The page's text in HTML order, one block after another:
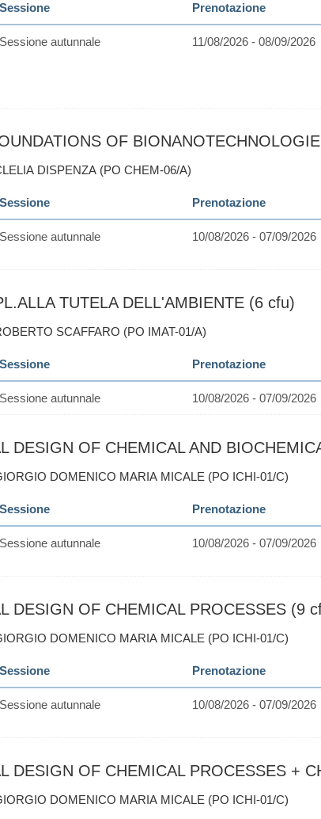
Sessione Prenotazione
Sessione autunnale 11/08/2026 - 08/09/2026
OF
DISPENZA (PO CHEM-06/A)
Sessione Prenotazione
Sessione autunnale 10/08/2026 - 07/09/2026
TUTELA DELL'AMBIENTE (6 cfu)
SCAFFARO (PO IMAT-01/A)
Sessione Prenotazione
Sessione autunnale 10/08/2026 - 07/09/2026
DESIGN OF CHEMICAL AND
DOMENICO MARIA MICALE (PO ICHI-01/C)
Sessione Prenotazione
Sessione autunnale 10/08/2026 - 07/09/2026
DESIGN OF CHEMICAL PROCESSES (9
DOMENICO MARIA MICALE (PO ICHI-01/C)
Sessione Prenotazione
Sessione autunnale 10/08/2026 - 07/09/2026
DESIGN OF CHEMICAL PROCESSES +
DOMENICO MARIA MICALE (PO ICHI-01/C)